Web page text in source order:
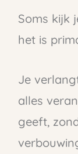
Soms kijk
het is
Je
alles
geeft,